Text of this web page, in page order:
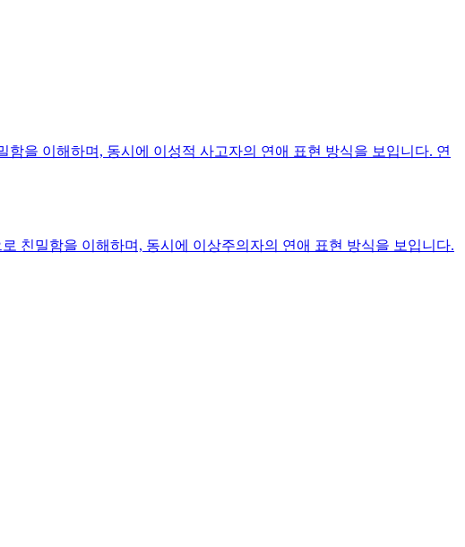
을 이해하며, 동시에 이성적 사고자의 연애 표현 방식을 보입니다. 연
친밀함을 이해하며, 동시에 이상주의자의 연애 표현 방식을 보입니다.